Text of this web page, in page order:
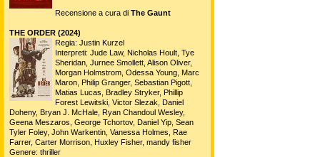
Recensione a cura di The Gaunt
THE ORDER (2024)
Regia: Justin Kurzel
Interpreti: Jude Law, Nicholas Hoult, Tye
Sheridan, Jurnee Smollett, Alison Oliver,
Morgan Holmstrom, Odessa Young, Marc
Maron, Philip Granger, Sebastian Pigott,
Matias Lucas, Bradley Stryker, Phillip
Forest Lewitski, Victor Slezak, Daniel
Doheny, Bryan J. McHale, Ryan Chandoul Wesley,
Geena Meszaros, George Tchortov, Daniel Yip, Sean
Tyler Foley, John Warkentin, Vanessa Holmes, Rae
Farrer, Carter Morrison, Huxley Fisher, mandy fisher
Genere: thriller